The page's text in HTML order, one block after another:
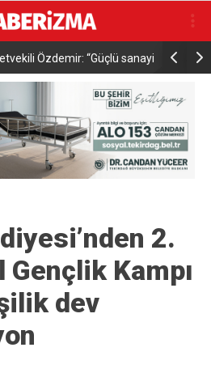
Özdemir: “Güçlü sanayi,
kapılarını
2.
Kampı
dev